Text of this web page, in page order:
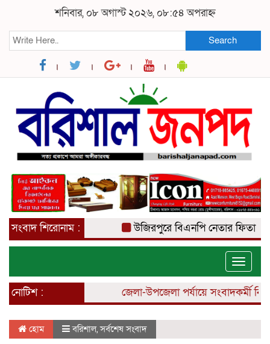
শনিবার, ০৮ অগাস্ট ২০২৬, ০৮:৫৪ অপরাহ্ন
Search
সংবাদ শিরোনাম : উজিরপুরে বিএনপি নেতার ফিতা
Toggle
নোটিশ :
জেলা-উপজেলা পর্যায়ে সংবাদকর্মী নিয়োগ
হোম বরিশাল,সর্বশেষ সংবাদ